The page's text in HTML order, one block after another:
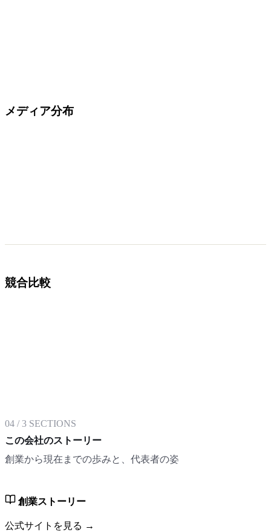
メディア分布
競合比較
04 /3 SECTIONS
この会社のストーリー
創業から現在までの歩みと、代表者の姿
創業ストーリー
公式サイトを見る →